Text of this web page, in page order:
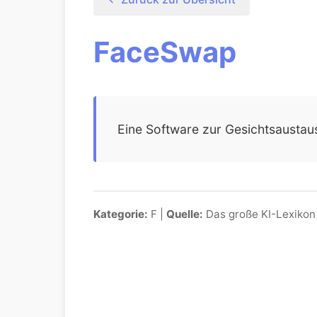
FaceSwap
Eine Software zur
Kategorie: F | Quelle: Das große KI-